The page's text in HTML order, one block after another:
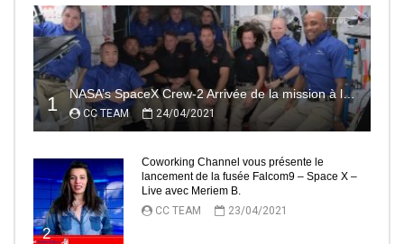
1 NASA’s SpaceX Crew-2 Arrivée de la mission à la Station Spatiale Internationale Partie2
CC TEAM 24/04/2021
2
Coworking Channel vous présente le
lancement de la fusée Falcom9 – Space X –
Live avec Meriem B.
CC TEAM
23/04/2021